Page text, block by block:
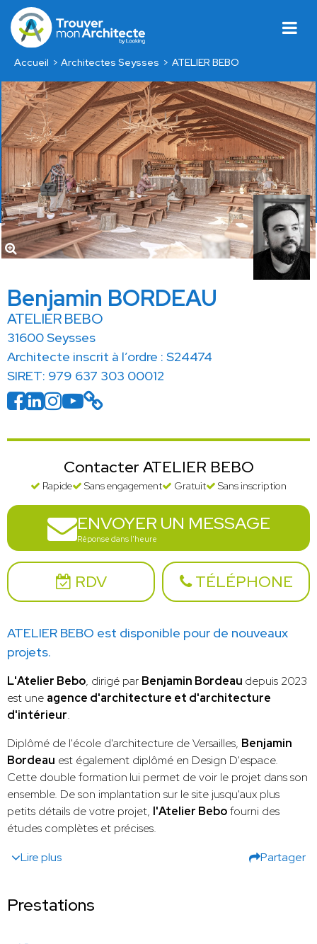
Accueil Architectes Seysses ATELIER BEBO
Benjamin BORDEAU
ATELIER BEBO
31600 Seysses
Architecte inscrit à l’ordre : S24474
SIRET: 979 637 303 00012
Contacter ATELIER BEBO
Rapide Sans engagement Gratuit Sans inscription
ENVOYER UN MESSAGE
Réponse dans l'heure
RDV TÉLÉPHONE
ATELIER BEBO est disponible pour de nouveaux
projets.
L'Atelier Bebo, dirigé par Benjamin Bordeau depuis 2023
est une agence d'architecture et d'architecture
d'intérieur.
Diplômé de l'école d'architecture de Versailles, Benjamin
Bordeau est également diplômé en Design D'espace.
Cette double formation lui permet de voir le projet dans son
ensemble. De son implantation sur le site jusqu'aux plus
petits détails de votre projet, l'Atelier Bebofourni des
études complètes et précises.
Lire plus
Partager
Prestations